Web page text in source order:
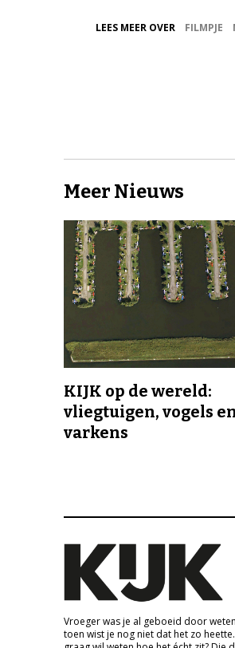
LEES MEER OVER FILMPJE
Meer Nieuws
KIJK op de wereld:
vliegtuigen, vogels
varkens
Vroeger was je al geboeid door
toen wist je nog niet dat het zo